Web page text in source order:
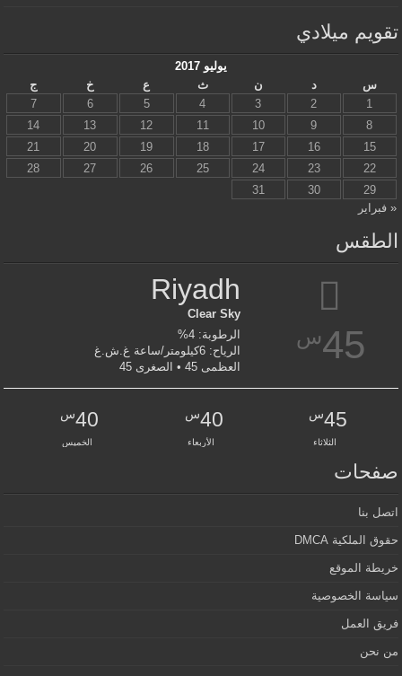
تقويم ميلادي
يوليو 2017
س
د ن ث ع خ ج
« فبراير
1
2
3
4
5
6
7
8
9
10
11
12
13
14
15
16
17
18
19
20
21
22
23
24
25
26
27
28
29
30
31
الطقس
45س
Riyadh
Clear Sky
الرطوبة: 4%
الرياح: 6كيلومتر/ساعة غ.ش.غ
العظمى 45 • الصغرى 45
45س
الثلاثاء
40س
الأربعاء
40س
الخميس
صفحات
اتصل بنا
حقوق الملكية DMCA
خريطة الموقع
سياسة الخصوصية
فريق العمل
من نحن